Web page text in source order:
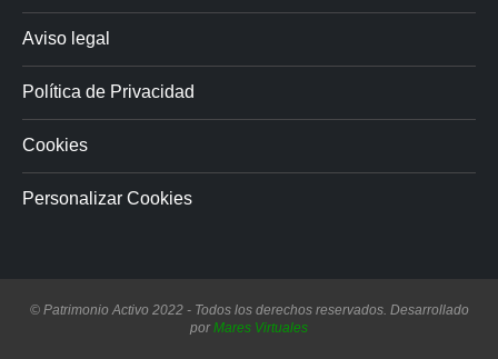
Aviso legal
Política de Privacidad
Cookies
Personalizar Cookies
© Patrimonio Activo 2022 - Todos los derechos reservados. Desarrollado
porMares Virtuales